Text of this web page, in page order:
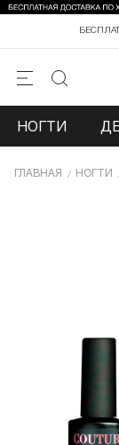
НОГТИ
ГЛАВНАЯ НОГТИ